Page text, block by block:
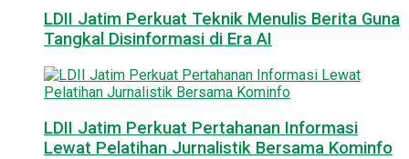
LDII Jatim Perkuat Teknik Menulis Berita Guna
Tangkal Disinformasi di Era AI
LDII Jatim Perkuat Pertahanan Informasi
Lewat Pelatihan Jurnalistik Bersama Kominfo